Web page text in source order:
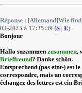
Réponse : [Allemand]Wie
03-2023 à 17:25:39 (S | E)
Bonjour
Hallo suzammen zusammen,
Brieffreund? Danke schön.
Entsprechend (pas eint-) est
correspondre, mais un
échangez des lettres est ein